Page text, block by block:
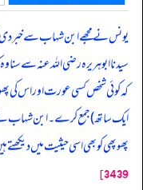
یونس نے مجھے ابن شہاب سے خبر
سیدنا ابوہریرہ رضی اللہ عنہ سے
کہ کوئی شخص کسی عورت اور اس کی
ایک ساتھ) جمع کرے۔ ابن شہاب نے
پھوپھی کو بھی اسی حیثیت میں دیکھتے
3439]